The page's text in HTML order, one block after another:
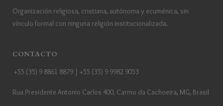
Organización religiosa, cristiana, autónoma y ecuménica, sin
vínculo formal con ninguna religión institucionalizada.
CONTACTO
+55 (35) 9 8861 8879 | +55 (35) 9 9982 9053
Rua Presidente Antonio Carlos 400, Carmo da Cachoeira, MG, Brasil